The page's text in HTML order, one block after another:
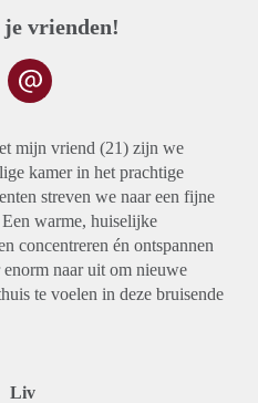
je vrienden!
mijn vriend (21) zijn we
kamer in het prachtige
streven we naar een fijne
warme, huiselijke
concentreren én ontspannen
naar uit om nieuwe
te voelen in deze bruisende
Liv